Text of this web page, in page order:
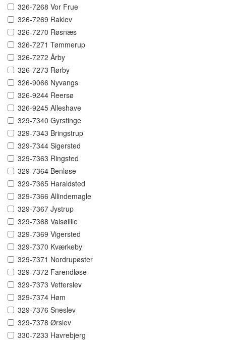
326-7268 Vor Frue
326-7269 Raklev
326-7270 Røsnæs
326-7271 Tømmerup
326-7272 Årby
326-7273 Rørby
326-9066 Nyvangs
326-9244 Reersø
326-9245 Alleshave
329-7340 Gyrstinge
329-7343 Bringstrup
329-7344 Sigersted
329-7363 Ringsted
329-7364 Benløse
329-7365 Haraldsted
329-7366 Allindemagle
329-7367 Jystrup
329-7368 Valsølille
329-7369 Vigersted
329-7370 Kværkeby
329-7371 Nordrupøster
329-7372 Farendløse
329-7373 Vetterslev
329-7374 Høm
329-7376 Sneslev
329-7378 Ørslev
330-7233 Havrebjerg